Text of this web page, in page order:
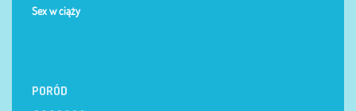
Sex w ciąży
PORÓD